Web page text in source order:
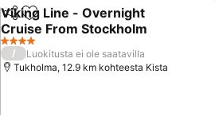
Jaa Lisää suosikkeihin
Viking Line - Overnight
Cruise From Stockholm
4 Tähtiluokitus
/
Luokitusta ei ole saatavilla
Tukholma, 12.9 km kohteesta Kista